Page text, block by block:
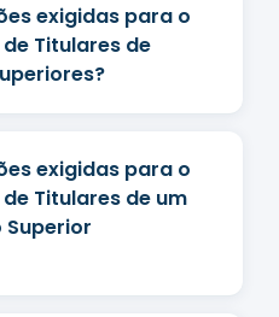
exigidas para o
Titulares de
exigidas para o
Titulares de um